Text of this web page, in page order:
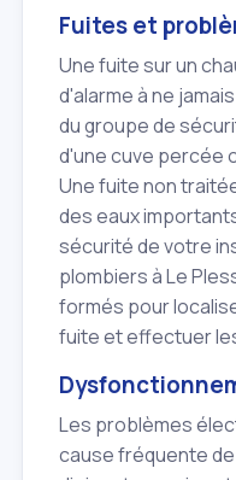
Fuites et
Une fuite sur un
d'alarme à ne
du groupe de
d'une cuve percée
Une fuite non
des eaux
sécurité de votre
plombiers à Le
formés pour
fuite et effectuer
Les problèmes
cause fréquente